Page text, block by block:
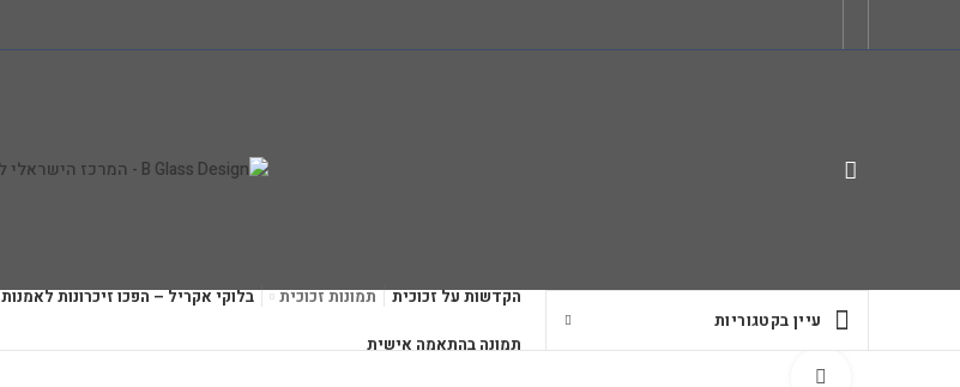
עיין בקטגוריות
הקדשות על זכוכית תמונות זכוכית בלוקי אקריל – הפכו זיכרונות לאמנות
תמונה בהתאמה אישית